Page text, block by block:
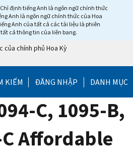
định tiếng Anh là ngôn ngữ chính thức
Anh là ngôn ngữ chính thức của Hoa
Anh của tất cả các tài liệu là phiên
cả thông tin của liên bang.
chính phủ Hoa Kỳ
KIẾM ĐĂNG NHẬP DANH MỤC
C, 1095-B,
Affordable